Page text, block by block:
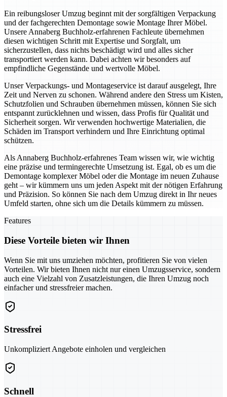
Ein reibungsloser Umzug beginnt mit der sorgfältigen Verpackung
und der fachgerechten Demontage sowie Montage Ihrer Möbel.
Unsere Annaberg Buchholz-erfahrenen Fachleute übernehmen
diesen wichtigen Schritt mit Expertise und Sorgfalt, um
sicherzustellen, dass nichts beschädigt wird und alles sicher
transportiert werden kann. Dabei achten wir besonders auf
empfindliche Gegenstände und wertvolle Möbel.
Unser Verpackungs- und Montageservice ist darauf ausgelegt, Ihre
Zeit und Nerven zu schonen. Während andere den Stress um Kisten,
Schutzfolien und Schrauben übernehmen müssen, können Sie sich
entspannt zurücklehnen und wissen, dass Profis für Qualität und
Sicherheit sorgen. Wir verwenden hochwertige Materialien, die
Schäden im Transport verhindern und Ihre Einrichtung optimal
schützen.
Als Annaberg Buchholz-erfahrenes Team wissen wir, wie wichtig
eine präzise und termingerechte Umsetzung ist. Egal, ob es um die
Demontage komplexer Möbel oder die Montage im neuen Zuhause
geht – wir kümmern uns um jeden Aspekt mit der nötigen Erfahrung
und Präzision. So können Sie nach dem Umzug direkt in Ihr neues
Umfeld starten, ohne sich um die Details kümmern zu müssen.
Features
Diese Vorteile bieten wir Ihnen
Wenn Sie mit uns umziehen möchten, profitieren Sie von vielen
Vorteilen. Wir bieten Ihnen nicht nur einen Umzugsservice, sondern
auch eine Vielzahl von Zusatzleistungen, die Ihren Umzug noch
einfacher und stressfreier machen.
Stressfrei
Unkompliziert Angebote einholen und vergleichen
Schnell